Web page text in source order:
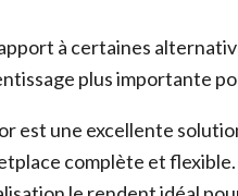
à certaines
plus importante
est une excellente
complète et